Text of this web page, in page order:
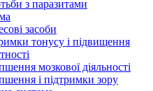
з паразитами
засоби
тонусу і підвищення
мозкової діяльності
і підтримки зору